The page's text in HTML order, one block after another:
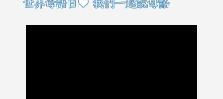
右邊區域內容
世界母語日♥ 我們一起說母語